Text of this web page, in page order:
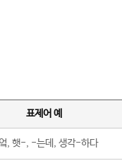
표제어 예
, 햇-, -는데, 생각-하다